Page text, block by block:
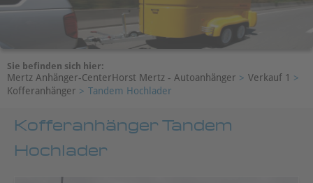
Sie befinden sich hier:
Mertz Anhänger-CenterHorst Mertz - Autoanhänger > Verkauf 1 >
Kofferanhänger > Tandem Hochlader
Kofferanhänger Tandem
Hochlader